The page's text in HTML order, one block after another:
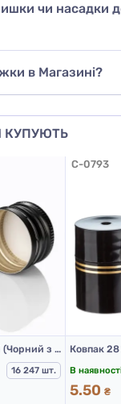
чи насадки
в Магазині?
КУПУЮТЬ
Ковпачок алюмінієвий (Чорний з різьбою 28х18 мм)
16 247 шт.
C-0793
Ковпак
В
5.50 ₴